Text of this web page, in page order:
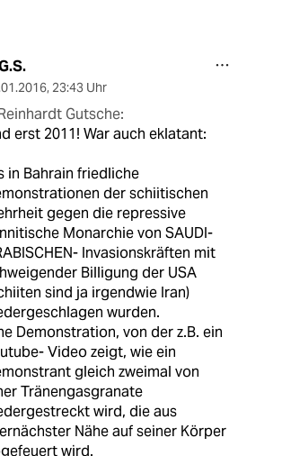
, 23:43 Uhr
Gutsche:
erst 2011! War auch eklatant:
in Bahrain friedliche
der schiitischen
gegen die repressive
Monarchie von SAUDI-
Invasionskräften mit
Billigung der USA
sind ja irgendwie Iran)
wurden.
Demonstration, von der z.B. ein
Video zeigt, wie ein
gleich zweimal von
Tränengasgranate
wird, die aus
Nähe auf seiner Körper
wird.